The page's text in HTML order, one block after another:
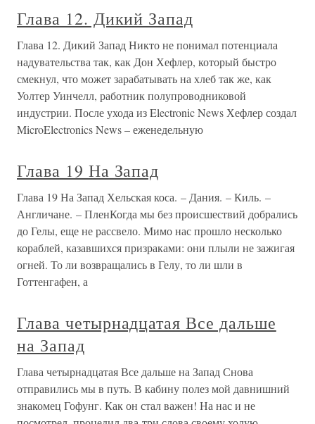
Глава 12. Дикий Запад
Глава 12. Дикий Запад Никто не понимал потенциала
надувательства так, как Дон Хефлер, который быстро
смекнул, что может зарабатывать на хлеб так же, как
Уолтер Уинчелл, работник полупроводниковой
индустрии. После ухода из Electronic News Хефлер создал
MicroElectronics News – еженедельную
Глава 19 На Запад
Глава 19 На Запад Хельская коса. – Дания. – Киль. –
Англичане. – ПленКогда мы без происшествий добрались
до Гелы, еще не рассвело. Мимо нас прошло несколько
кораблей, казавшихся призраками: они плыли не зажигая
огней. То ли возвращались в Гелу, то ли шли в
Готтенгафен, а
Глава четырнадцатая Все дальше
на Запад
Глава четырнадцатая Все дальше на Запад Снова
отправились мы в путь. В кабину полез мой давнишний
знакомец Гофунг. Как он стал важен! На нас и не